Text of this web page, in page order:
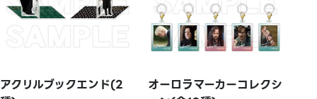
アクリルブックエンド(2
オーロラマーカーコレクシ